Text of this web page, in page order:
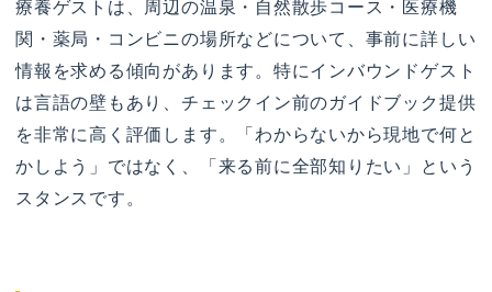
療養ゲストは、周辺の温泉・自然散歩コース・医療機
関・薬局・コンビニの場所などについて、事前に詳しい
情報を求める傾向があります。特にインバウンドゲスト
は言語の壁もあり、チェックイン前のガイドブック提供
を非常に高く評価します。「わからないから現地で何と
かしよう」ではなく、「来る前に全部知りたい」という
スタンスです。